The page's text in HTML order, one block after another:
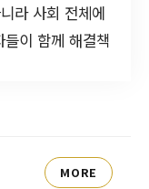
라 사회 전체에
이 함께 해결책
MORE